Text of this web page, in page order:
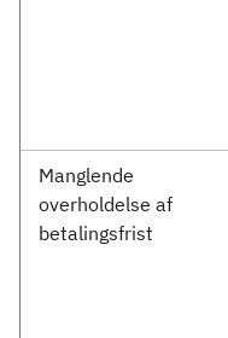
Manglende
overholdelse af
betalingsfrist